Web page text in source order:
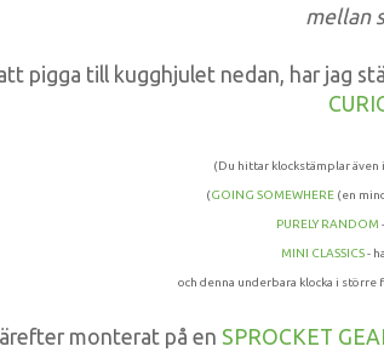
mellan
pigga till kugghjulet nedan, har jag
(Du hittar klockstämplar
(GOING SOMEWHERE(en
PURELY RANDOM
MINI CLASSICS-
och denna underbara klocka i
monterat på en SPROCKET